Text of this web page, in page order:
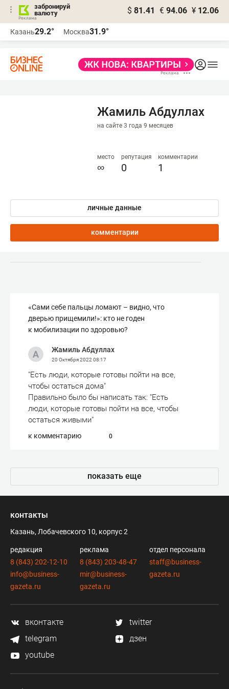
забронируй
валюту
$ 81.41 € 94.06 ¥ 12.06
Казань29.2° Москва31.9°
Жамиль Абдуллах
на сайте 3 года 9 месяцев
место
∞
репутация
0
комментарии
1
личные данные
комментарии
«Сами себе пальцы ломают – видно, что
дверью прищемили!»: кто не годен
к мобилизации по здоровью?
Жамиль Абдуллах
20 Октября 2022 08:17
"Есть люди, которые готовы пойти на все,
чтобы остаться дома"
Правильно было бы написать так: "Есть
люди, которые готовы пойти на все, чтобы
остаться живыми"
к комментарию 0
показать еще
контакты
Казань, Лобачевского 10, корпус 2
редакция
8 (843) 202-12-10
info@business-
gazeta.ru
реклама
8 (843) 203-48-47
mir@business-
gazeta.ru
отдел персонала
staff@business-
gazeta.ru
вконтакте
twitter
telegram
дзен
youtube